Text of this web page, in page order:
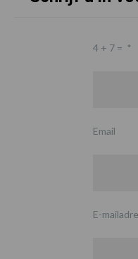
4 + 7 = *
Email
E-